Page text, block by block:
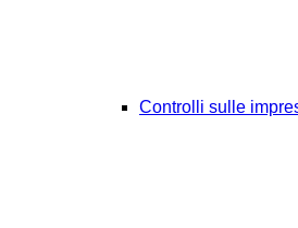
Controlli sulle